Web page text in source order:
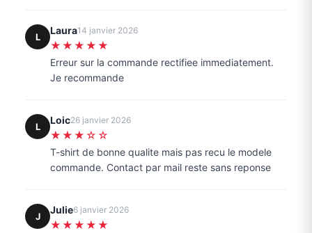
L
Laura14 janvier 2026
★★★★★
Erreur sur la commande rectifiee immediatement.
Je recommande
L
Loic26 janvier 2026
★★★☆☆
T-shirt de bonne qualite mais pas recu le modele
commande. Contact par mail reste sans reponse
J
Julie6 janvier 2026
★★★★★